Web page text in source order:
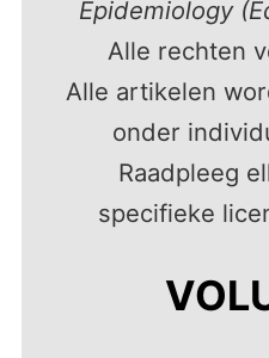
Epidemiology
Alle rechten
Alle artikelen
onder
Raadpleeg
specifieke